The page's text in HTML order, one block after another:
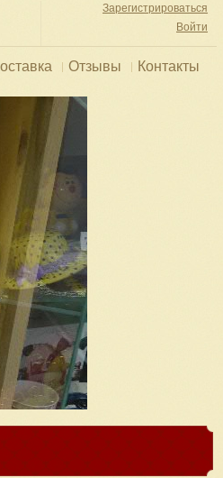
Зарегистрироваться
Войти
Отзывы Контакты